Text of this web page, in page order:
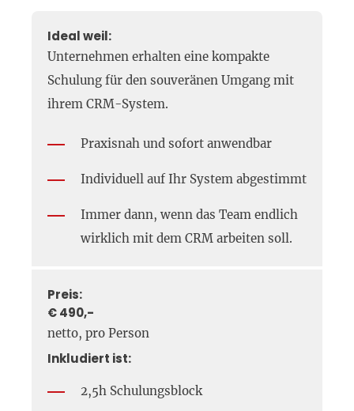
Ideal weil:
Unternehmen erhalten eine kompakte
Schulung für den souveränen Umgang mit
ihrem CRM-System.
Praxisnah und sofort anwendbar
Individuell auf Ihr System abgestimmt
Immer dann, wenn das Team endlich
wirklich mit dem CRM arbeiten soll.
Preis:
€ 490,-
netto, pro Person
Inkludiert ist:
2,5h Schulungsblock